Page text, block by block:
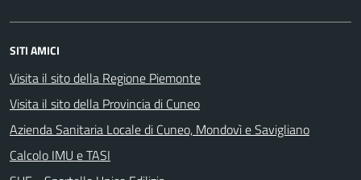
SITI AMICI
Visita il sito della Regione Piemonte
Visita il sito della Provincia di Cuneo
Azienda Sanitaria Locale di Cuneo, Mondovì e Savigliano
Calcolo IMU e TASI